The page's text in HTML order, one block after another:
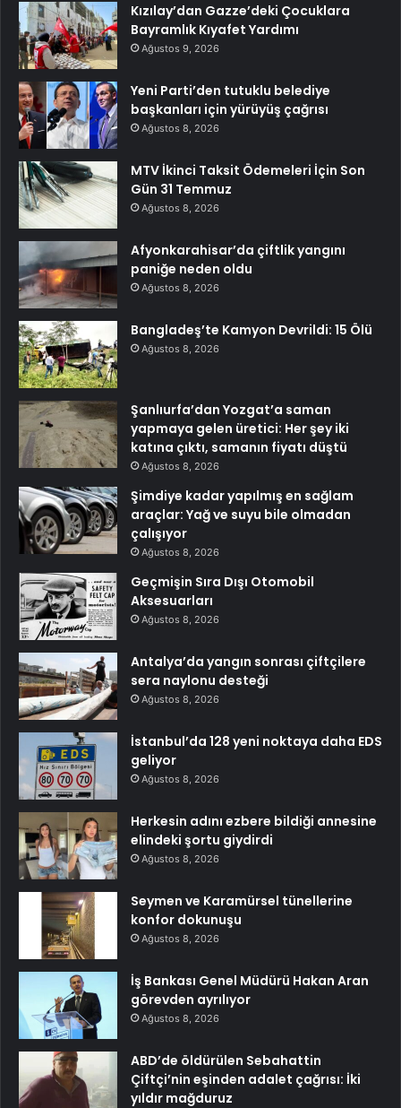
Kızılay’dan Gazze’deki Çocuklara
Bayramlık Kıyafet Yardımı
Ağustos 9, 2026
Yeni Parti’den tutuklu belediye
başkanları için yürüyüş çağrısı
Ağustos 8, 2026
MTV İkinci Taksit Ödemeleri İçin Son
Gün 31 Temmuz
Ağustos 8, 2026
Afyonkarahisar’da çiftlik yangını
paniğe neden oldu
Ağustos 8, 2026
Bangladeş’te Kamyon Devrildi: 15 Ölü
Ağustos 8, 2026
Şanlıurfa’dan Yozgat’a saman
yapmaya gelen üretici: Her şey iki
katına çıktı, samanın fiyatı düştü
Ağustos 8, 2026
Şimdiye kadar yapılmış en sağlam
araçlar: Yağ ve suyu bile olmadan
çalışıyor
Ağustos 8, 2026
Geçmişin Sıra Dışı Otomobil
Aksesuarları
Ağustos 8, 2026
Antalya’da yangın sonrası çiftçilere
sera naylonu desteği
Ağustos 8, 2026
İstanbul’da 128 yeni noktaya daha EDS
geliyor
Ağustos 8, 2026
Herkesin adını ezbere bildiği annesine
elindeki şortu giydirdi
Ağustos 8, 2026
Seymen ve Karamürsel tünellerine
konfor dokunuşu
Ağustos 8, 2026
İş Bankası Genel Müdürü Hakan Aran
görevden ayrılıyor
Ağustos 8, 2026
ABD’de öldürülen Sebahattin
Çiftçi’nin eşinden adalet çağrısı: İki
yıldır mağduruz